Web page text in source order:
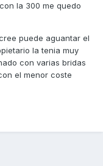
la 300 me quedo
puede aguantar el
la tenia muy
con varias bridas
el menor coste